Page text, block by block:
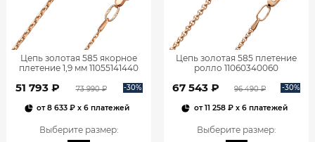
Цепь золотая 585 якорное
плетение 1,9 мм 11055141440
51 793 ₽ 73 990 ₽ -30%
от8 633 ₽ x 6 платежей
Выберите размер:
Цепь золотая 585 плетение
ролло 11060340060
67 543 ₽ 96 490 ₽ -30%
от11 258 ₽x 6 платежей
Выберите размер: